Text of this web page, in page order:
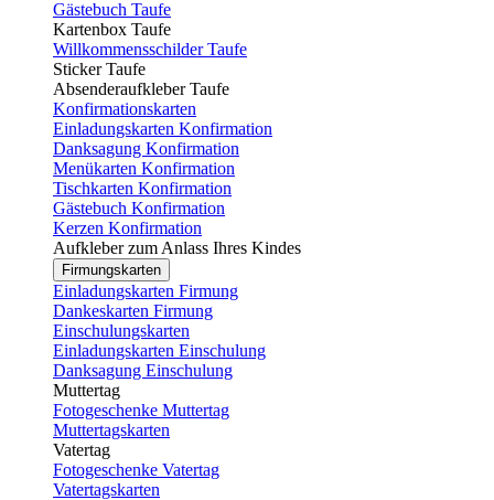
Gästebuch Taufe
Kartenbox Taufe
Willkommensschilder Taufe
Sticker Taufe
Absenderaufkleber Taufe
Konfirmationskarten
Einladungskarten Konfirmation
Danksagung Konfirmation
Menükarten Konfirmation
Tischkarten Konfirmation
Gästebuch Konfirmation
Kerzen Konfirmation
Aufkleber zum Anlass Ihres Kindes
Firmungskarten
Einladungskarten Firmung
Dankeskarten Firmung
Einschulungskarten
Einladungskarten Einschulung
Danksagung Einschulung
Muttertag
Fotogeschenke Muttertag
Muttertagskarten
Vatertag
Fotogeschenke Vatertag
Vatertagskarten